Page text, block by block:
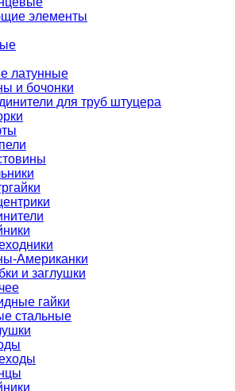
элементы
латунные
и бочонки
для труб штуцера
Американки
и заглушки
гайки
стальные